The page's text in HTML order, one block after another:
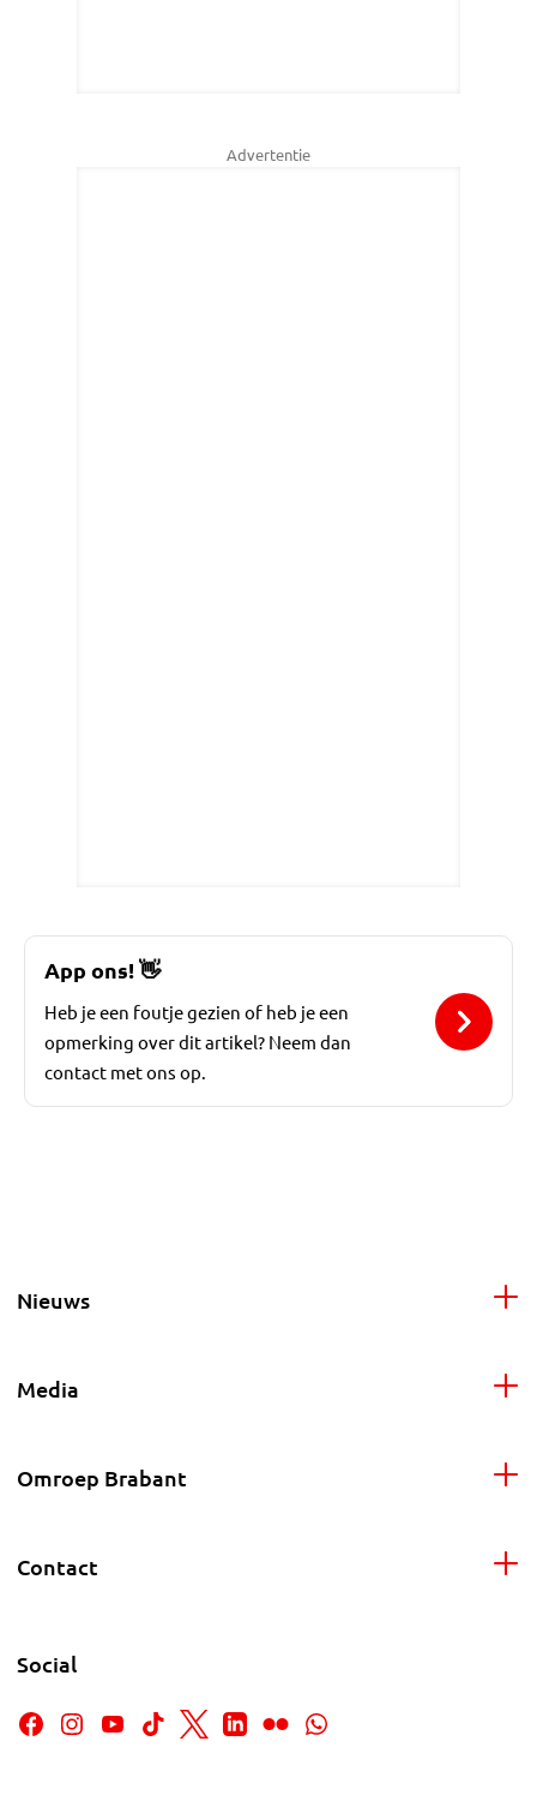
Advertentie
App ons!👋
Heb je een foutje gezien of heb je een
opmerking over dit artikel? Neem dan
contact met ons op.
Nieuws
Media
Omroep Brabant
Contact
Social